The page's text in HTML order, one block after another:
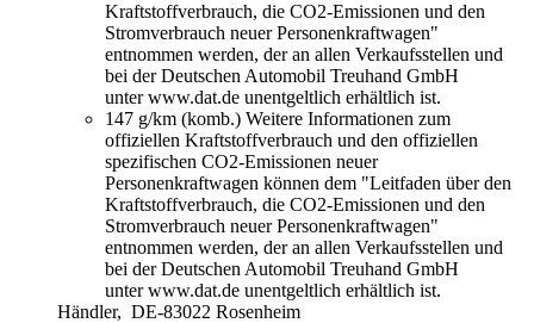
Kraftstoffverbrauch, die CO2-Emissionen und den
Stromverbrauch neuer Personenkraftwagen"
entnommen werden, der an allen Verkaufsstellen und
bei der Deutschen Automobil Treuhand GmbH
unter www.dat.de unentgeltlich erhältlich ist.
147 g/km (komb.) Weitere Informationen zum
offiziellen Kraftstoffverbrauch und den offiziellen
spezifischen CO2-Emissionen neuer
Personenkraftwagen können dem "Leitfaden über den
Kraftstoffverbrauch, die CO2-Emissionen und den
Stromverbrauch neuer Personenkraftwagen"
entnommen werden, der an allen Verkaufsstellen und
bei der Deutschen Automobil Treuhand GmbH
unter www.dat.de unentgeltlich erhältlich ist.
Händler, DE-83022 Rosenheim